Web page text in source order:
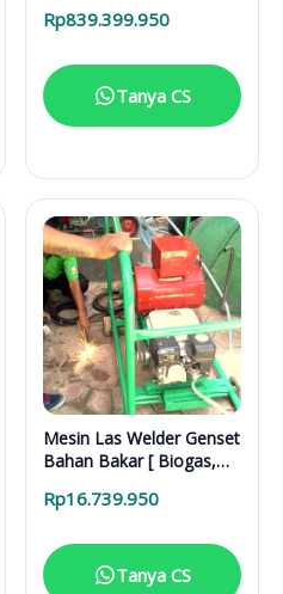
Rp839.399.950
Tanya CS
Mesin Las Welder Genset
Bahan Bakar [ Biogas,
Rp16.739.950
Tanya CS